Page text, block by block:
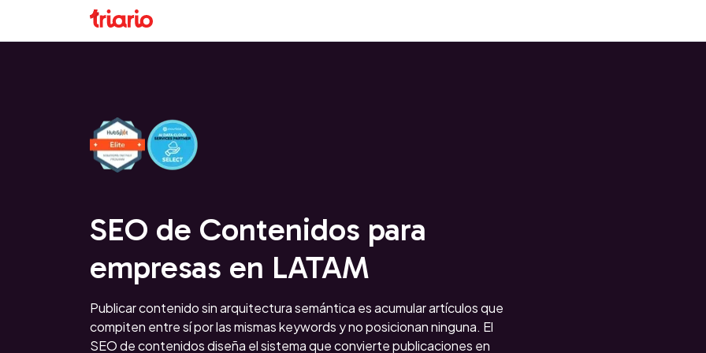
SEO de Contenidos para
empresas en LATAM
Publicar contenido sin arquitectura semántica es acumular artículos que
compiten entre sí por las mismas keywords y no posicionan ninguna. El
SEO de contenidos diseña el sistema que convierte publicaciones en